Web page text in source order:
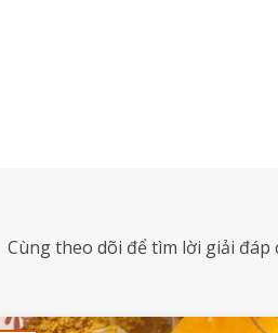
Cùng theo dõi để tìm lời giải